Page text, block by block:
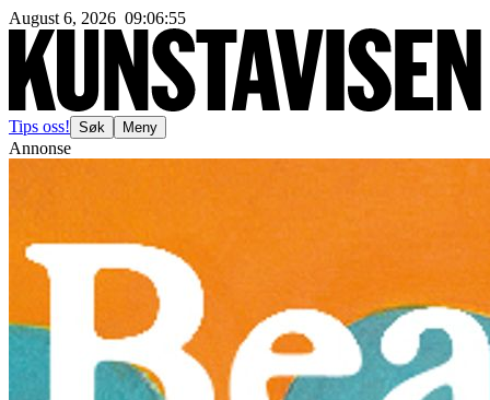
August 6, 2026 09:06:58
Tips oss! Søk Meny
Annonse